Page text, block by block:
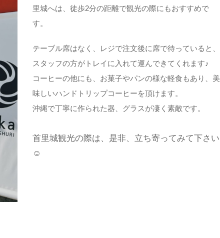
里城へは、徒歩2分の距離で観光の際にもおすすめで
す。
テーブル席はなく、レジで注文後に席で待っていると、
スタッフの方がトレイに入れて運んできてくれます♪
コーヒーの他にも、お菓子やパンの様な軽食もあり、美
味しいハンドトリップコーヒーを頂けます。
沖縄で丁寧に作られた器、グラスが凄く素敵です。
首里城観光の際は、是非、立ち寄ってみて下さい
☺